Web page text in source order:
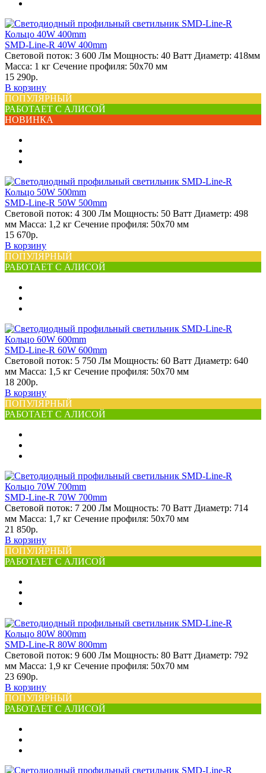
SMD-Line-R 40W 400mm
Световой поток: 3 600 Лм Мощность: 40 Ватт Диаметр: 418мм
Масса: 1 кг Сечение профиля: 50х70 мм
15 290р.
В корзину
ПОПУЛЯРНЫЙ
РАБОТАЕТ С АЛИСОЙ
НОВИНКА
SMD-Line-R 50W 500mm
Световой поток: 4 300 Лм Мощность: 50 Ватт Диаметр: 498
мм Масса: 1,2 кг Сечение профиля: 50х70 мм
15 670р.
В корзину
ПОПУЛЯРНЫЙ
РАБОТАЕТ С АЛИСОЙ
SMD-Line-R 60W 600mm
Световой поток: 5 750 Лм Мощность: 60 Ватт Диаметр: 640
мм Масса: 1,5 кг Сечение профиля: 50х70 мм
18 200р.
В корзину
ПОПУЛЯРНЫЙ
РАБОТАЕТ С АЛИСОЙ
SMD-Line-R 70W 700mm
Световой поток: 7 200 Лм Мощность: 70 Ватт Диаметр: 714
мм Масса: 1,7 кг Сечение профиля: 50х70 мм
21 850р.
В корзину
ПОПУЛЯРНЫЙ
РАБОТАЕТ С АЛИСОЙ
SMD-Line-R 80W 800mm
Световой поток: 9 600 Лм Мощность: 80 Ватт Диаметр: 792
мм Масса: 1,9 кг Сечение профиля: 50х70 мм
23 690р.
В корзину
ПОПУЛЯРНЫЙ
РАБОТАЕТ С АЛИСОЙ